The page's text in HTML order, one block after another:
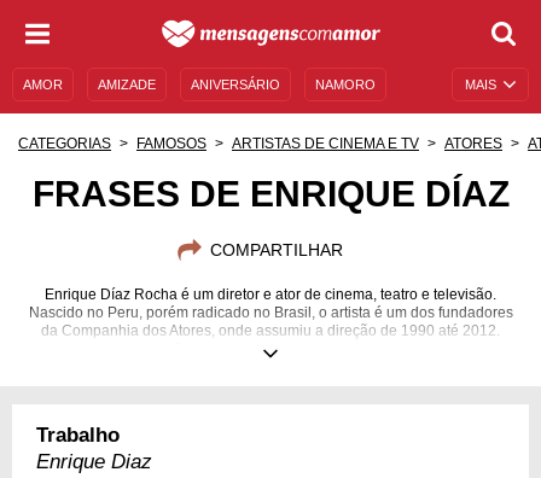
MAIS
AMOR AMIZADE ANIVERSÁRIO NAMORO
CATEGORIAS FAMOSOS ARTISTAS DE CINEMA E TV ATORES
FRASES DE ENRIQUE DÍAZ
COMPARTILHAR
Enrique Díaz Rocha é um diretor e ator de cinema, teatro e televisão.
Nascido no Peru, porém radicado no Brasil, o artista é um dos fundadores
da Companhia dos Atores, onde assumiu a direção de 1990 até 2012.
Conheça mais sobre sua vida.
Trabalho
Enrique Diaz